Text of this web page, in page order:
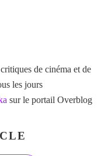
de cinéma et de
les jours
sur le portail Overblog